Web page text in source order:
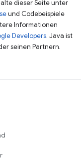
dieser Seite unter
und Codebeispiele
Informationen
Developers. Java ist
seinen Partnern.